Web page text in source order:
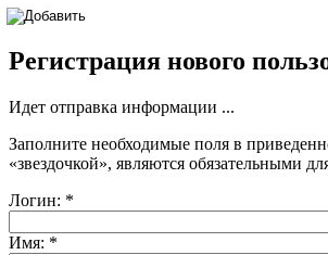
Регистрация нового
Идет отправка информации ...
Заполните необходимые поля в
«звездочкой», являются обязательными
Логин: *
Имя: *